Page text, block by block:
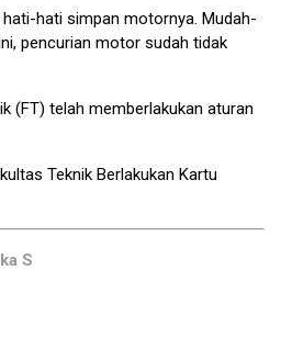
hati simpan motornya. Mudah-
pencurian motor sudah tidak
(FT) telah memberlakukan aturan
Teknik Berlakukan Kartu
S